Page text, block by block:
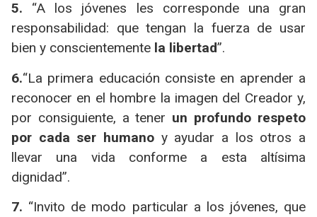
5. “A los jóvenes les corresponde una gran
responsabilidad: que tengan la fuerza de usar
bien y conscientemente la libertad”.
6.“La primera educación consiste en aprender a
reconocer en el hombre la imagen del Creador y,
por consiguiente, a tener un profundo respeto
por cada ser humano y ayudar a los otros a
llevar una vida conforme a esta altísima
dignidad”.
7. “Invito de modo particular a los jóvenes, que